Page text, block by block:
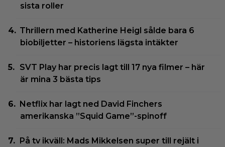
sista roller
Thrillern med Katherine Heigl sålde bara 6
biobiljetter – historiens lägsta intäkter
SVT Play har precis lagt till 17 nya filmer – här
är mina 3 bästa tips
Netflix har lagt ned David Finchers
amerikanska ”Squid Game”-spinoff
På tv ikväll: Mads Mikkelsen super till rejält i